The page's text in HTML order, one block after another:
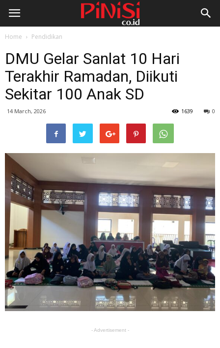
Home Pendidikan
DMU Gelar Sanlat 10 Hari
Terakhir Ramadan, Diikuti
Sekitar 100 Anak SD
14 March, 2026 0
1639
- Advertisement -